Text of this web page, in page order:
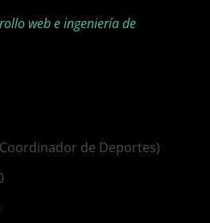
web e ingeniería de
de Deportes)